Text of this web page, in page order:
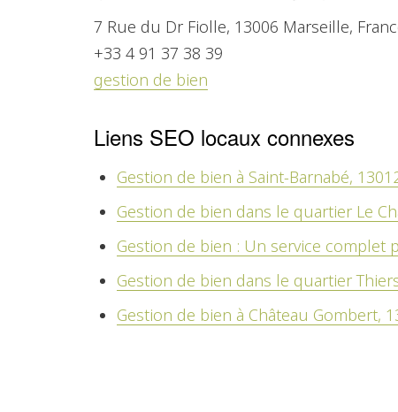
7 Rue du Dr Fiolle, 13006 Marseille,
+33 4 91 37 38 39
gestion de bien
Liens SEO locaux connexes
Gestion de bien à Saint-Barnabé,
Gestion de bien dans le quartier Le
Gestion de bien : Un service complet
Gestion de bien dans le quartier
Gestion de bien à Château Gombert,